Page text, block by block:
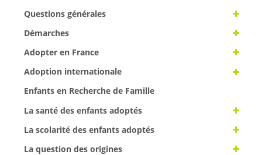
Questions générales
Démarches
Adopter en France
Adoption internationale
Enfants en Recherche de Famille
La santé des enfants adoptés
La scolarité des enfants adoptés
La question des origines